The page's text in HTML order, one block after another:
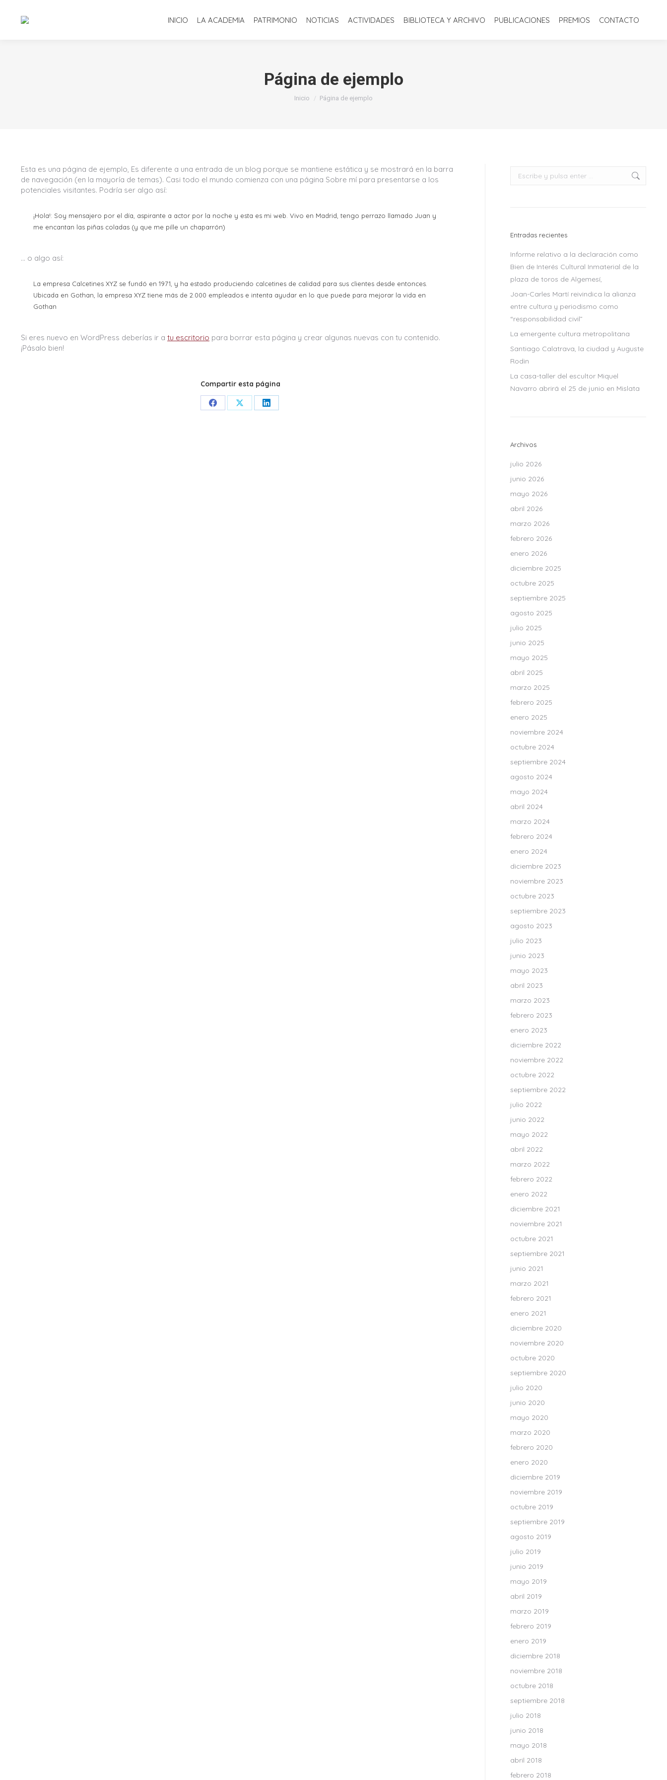
INICIO LA ACADEMIA PATRIMONIO NOTICIAS ACTIVIDADES BIBLIOTECA Y ARCHIVO PUBLICACIONES PREMIOS CONTACTO
Página de ejemplo
Estás aquí:
Inicio Página de ejemplo
Esta es una página de ejemplo, Es diferente a una entrada de un blog porque se mantiene estática y se mostrará en la barra
de navegación (en la mayoría de temas). Casi todo el mundo comienza con una página Sobre mí para presentarse a los
potenciales visitantes. Podría ser algo así:
¡Hola!: Soy mensajero por el día, aspirante a actor por la noche y esta es mi web. Vivo en Madrid, tengo perrazo llamado Juan y
me encantan las piñas coladas (y que me pille un chaparrón)
… o algo así:
La empresa Calcetines XYZ se fundó en 1971, y ha estado produciendo calcetines de calidad para sus clientes desde entonces.
Ubicada en Gothan, la empresa XYZ tiene más de 2.000 empleados e intenta ayudar en lo que puede para mejorar la vida en
Gothan
Si eres nuevo en WordPress deberías ir a tu escritorio para borrar esta página y crear algunas nuevas con tu contenido.
¡Pásalo bien!
Compartir esta página
Share Share Share
Buscar:
Entradas recientes
Informe relativo a la declaración como
Bien de Interés Cultural Inmaterial de la
plaza de toros de Algemesí,
Joan-Carles Martí reivindica la alianza
entre cultura y periodismo como
“responsabilidad civil”
La emergente cultura metropolitana
Santiago Calatrava, la ciudad y Auguste
Rodin
La casa-taller del escultor Miquel
Navarro abrirá el 25 de junio en Mislata
Archivos
julio 2026
junio 2026
mayo 2026
abril 2026
marzo 2026
febrero 2026
enero 2026
diciembre 2025
octubre 2025
septiembre 2025
agosto 2025
julio 2025
junio 2025
mayo 2025
abril 2025
marzo 2025
febrero 2025
enero 2025
noviembre 2024
octubre 2024
septiembre 2024
agosto 2024
mayo 2024
abril 2024
marzo 2024
febrero 2024
enero 2024
diciembre 2023
noviembre 2023
octubre 2023
septiembre 2023
agosto 2023
julio 2023
junio 2023
mayo 2023
abril 2023
marzo 2023
febrero 2023
enero 2023
diciembre 2022
noviembre 2022
octubre 2022
septiembre 2022
julio 2022
junio 2022
mayo 2022
abril 2022
marzo 2022
febrero 2022
enero 2022
diciembre 2021
noviembre 2021
octubre 2021
septiembre 2021
junio 2021
marzo 2021
febrero 2021
enero 2021
diciembre 2020
noviembre 2020
octubre 2020
septiembre 2020
julio 2020
junio 2020
mayo 2020
marzo 2020
febrero 2020
enero 2020
diciembre 2019
noviembre 2019
octubre 2019
septiembre 2019
agosto 2019
julio 2019
junio 2019
mayo 2019
abril 2019
marzo 2019
febrero 2019
enero 2019
diciembre 2018
noviembre 2018
octubre 2018
septiembre 2018
julio 2018
junio 2018
mayo 2018
abril 2018
febrero 2018
INICIO LA ACADEMIA PATRIMONIO NOTICIAS ACTIVIDADES BIBLIOTECA Y ARCHIVO PUBLICACIONES PREMIOS